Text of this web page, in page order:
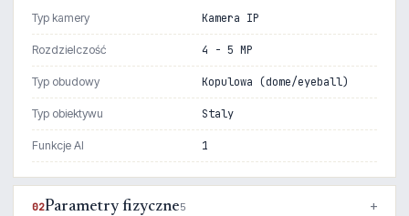
Typ kamery Kamera IP
Rozdzielczość 4 - 5 MP
Typ obudowy Kopulowa (dome/eyeball)
Typ obiektywu Staly
Funkcje AI 1
02Parametry fizyczne5